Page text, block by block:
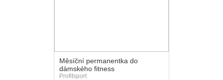
Měsíční permanentka do
dámského fitness
Profitsport